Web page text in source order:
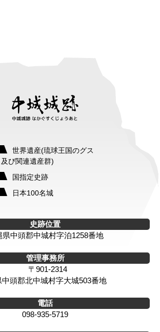
世界遺産(琉球王国のグス
及び関連遺産群)
国指定史跡
日本100名城
史跡位置
県中頭郡中城村字泊1258番地
管理事務所
〒901-2314
中頭郡北中城村字大城503番地
電話
098-935-5719